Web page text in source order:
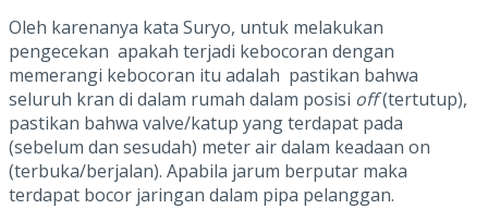
Oleh karenanya kata Suryo, untuk melakukan
pengecekan apakah terjadi kebocoran dengan
memerangi kebocoran itu adalah pastikan bahwa
seluruh kran di dalam rumah dalam posisi off(tertutup),
pastikan bahwa valve/katup yang terdapat pada
(sebelum dan sesudah) meter air dalam keadaan on
(terbuka/berjalan). Apabila jarum berputar maka
terdapat bocor jaringan dalam pipa pelanggan.